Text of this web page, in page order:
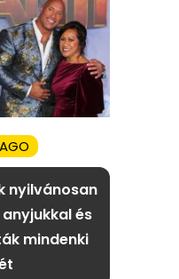
nyilvánosan
és
mindenki